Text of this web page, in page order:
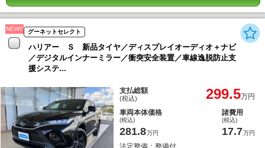
NEW!! グーネットセレクト
ハリアー Ｓ 新品タイヤ／ディスプレイオーディオ＋ナビ
／デジタルインナーミラー／衝突安全装置／車線逸脱防止支
援システ...
支払総額
(税込) 299.5万円
車両本体価格
(税込)
281.8万円
諸費用
(税込)
17.7万円